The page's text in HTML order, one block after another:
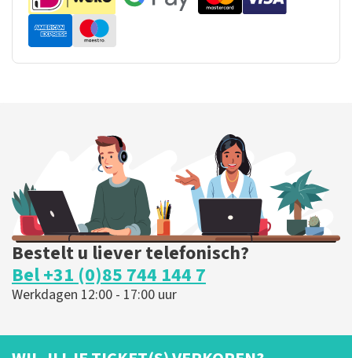
Bestelt u liever telefonisch?
Bel +31 (0)85 744 144 7
Werkdagen 12:00 - 17:00 uur